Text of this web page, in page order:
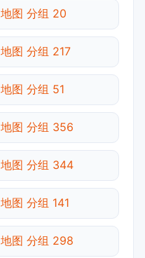
地图 分组 20
地图 分组 217
地图 分组 51
地图 分组 356
地图 分组 344
地图 分组 141
地图 分组 298